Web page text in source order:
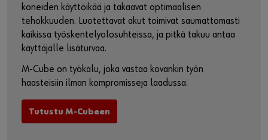
koneiden käyttöikää ja takaavat optimaalisen
tehokkuuden. Luotettavat akut toimivat saumattomasti
kaikissa työskentelyolosuhteissa, ja pitkä takuu antaa
käyttäjälle lisäturvaa.
M-Cube on työkalu, joka vastaa kovankin työn
haasteisiin ilman kompromisseja laadussa.
Tutustu M-Cubeen